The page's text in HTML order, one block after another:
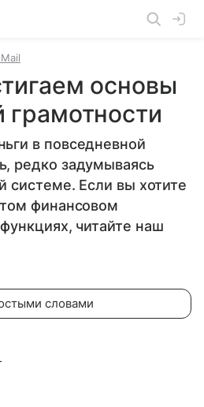
основы
грамотности
в повседневной
редко задумываясь
системе. Если вы хотите
финансовом
читайте наш
словами